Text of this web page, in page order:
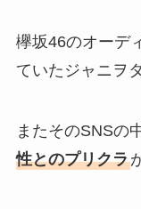
欅坂46のオーデ
ていたジャニヲ
またそのSNSの
性とのプリクラ